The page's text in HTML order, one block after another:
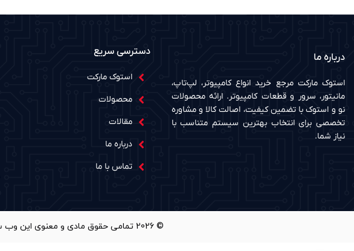
درباره ما
استوک مارکت مرجع خرید انواع کامپیوتر، لپ‌تاپ،
مانیتور، سرور و قطعات کامپیوتر. ارائه محصولات
نو و استوک با تضمین کیفیت، اصالت کالا و مشاوره
تخصصی برای انتخاب بهترین سیستم متناسب با
نیاز شما.
دسترسی سریع
استوک مارکت
محصولات
مقالات
درباره ما
تماس با ما
© 2026 تمامی حقوق مادی و معنوی این وب سایت برای